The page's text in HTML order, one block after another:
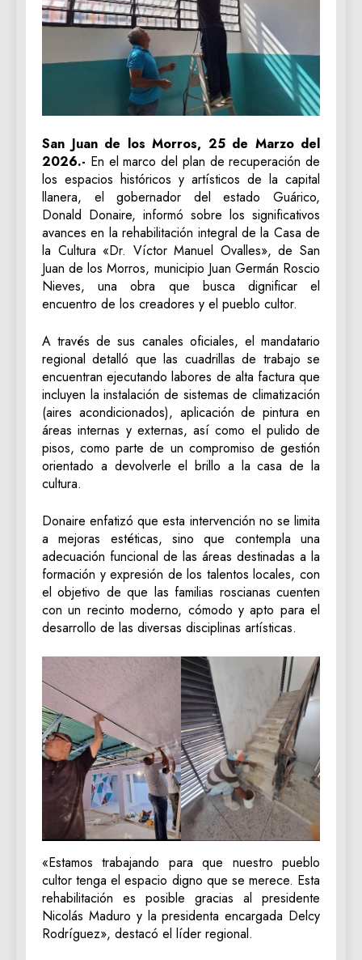
San Juan de los Morros, 25 de Marzo del
2026.- En el marco del plan de recuperación de
los espacios históricos y artísticos de la capital
llanera, el gobernador del estado Guárico,
Donald Donaire, informó sobre los significativos
avances en la rehabilitación integral de la Casa de
la Cultura «Dr. Víctor Manuel Ovalles», de San
Juan de los Morros, municipio Juan Germán Roscio
Nieves, una obra que busca dignificar el
encuentro de los creadores y el pueblo cultor.
A través de sus canales oficiales, el mandatario
regional detalló que las cuadrillas de trabajo se
encuentran ejecutando labores de alta factura que
incluyen la instalación de sistemas de climatización
(aires acondicionados), aplicación de pintura en
áreas internas y externas, así como el pulido de
pisos, como parte de un compromiso de gestión
orientado a devolverle el brillo a la casa de la
cultura.
Donaire enfatizó que esta intervención no se limita
a mejoras estéticas, sino que contempla una
adecuación funcional de las áreas destinadas a la
formación y expresión de los talentos locales, con
el objetivo de que las familias roscianas cuenten
con un recinto moderno, cómodo y apto para el
desarrollo de las diversas disciplinas artísticas.
«Estamos trabajando para que nuestro pueblo
cultor tenga el espacio digno que se merece. Esta
rehabilitación es posible gracias al presidente
Nicolás Maduro y la presidenta encargada Delcy
Rodríguez», destacó el líder regional.